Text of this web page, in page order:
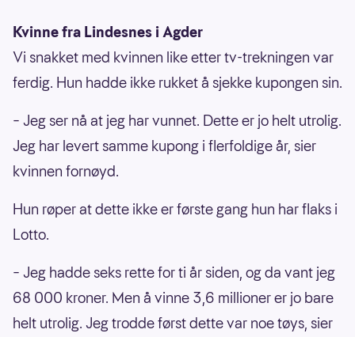
Kvinne fra Lindesnes i Agder
Vi snakket med kvinnen like etter tv-trekningen var
ferdig. Hun hadde ikke rukket å sjekke kupongen sin.
– Jeg ser nå at jeg har vunnet. Dette er jo helt utrolig.
Jeg har levert samme kupong i flerfoldige år, sier
kvinnen fornøyd.
Hun røper at dette ikke er første gang hun har flaks i
Lotto.
– Jeg hadde seks rette for ti år siden, og da vant jeg
68 000 kroner. Men å vinne 3,6 millioner er jo bare
helt utrolig. Jeg trodde først dette var noe tøys, sier